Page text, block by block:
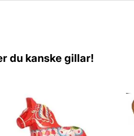
du kanske gillar!